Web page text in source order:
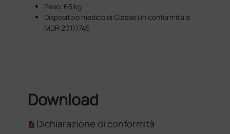
Peso: 65 kg
Dispositivo medico di Classe I in conformità a
MDR 2017/745
Download
Dichiarazione di conformità